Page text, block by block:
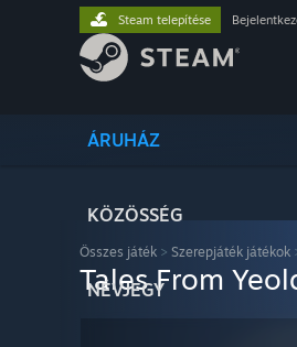
ÁRUHÁZ
KÖZÖSSÉG
NÉVJEGY
Steam telepítése
Összes játék > Szerepjáték játékok
Tales From